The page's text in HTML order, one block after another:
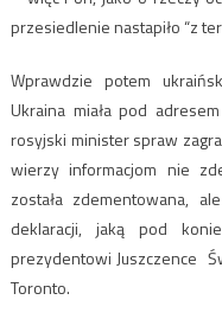
przesiedlenie nastapiło “z
Wprawdzie potem
Ukraina miała pod
rosyjski minister spraw
wierzy informacjom nie
została zdementowana,
deklaracji, jaką pod
prezydentowi Juszczence
Toronto.